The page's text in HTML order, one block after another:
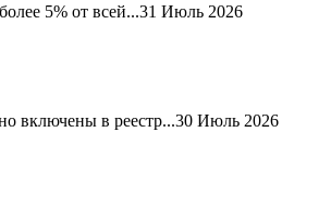
5% от всей...31 Июль 2026
включены в реестр...30 Июль 2026